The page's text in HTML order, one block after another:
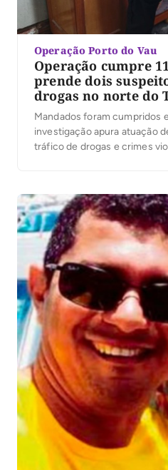
Operação Porto do Vau
Operação cumpre
prende dois
drogas no norte do
Mandados foram cumpridos
investigação apura atuação
tráfico de drogas e crimes